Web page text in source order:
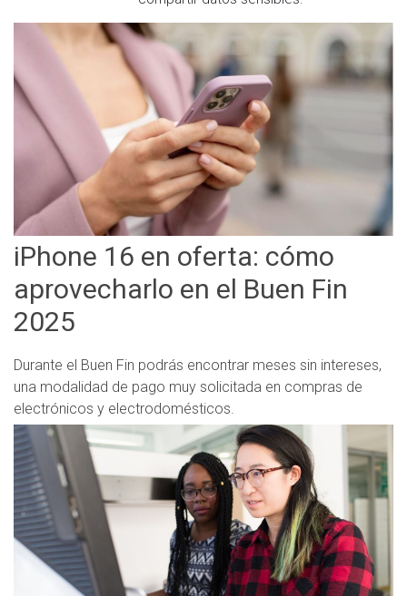
iPhone 16 en oferta: cómo
aprovecharlo en el Buen Fin
2025
Durante el Buen Fin podrás encontrar meses sin intereses,
una modalidad de pago muy solicitada en compras de
electrónicos y electrodomésticos.